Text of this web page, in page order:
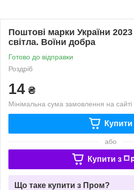
Поштові марки України 2023
світла. Воїни добра
Готово до відправки
Роздріб
14 ₴
Мінімальна сума замовлення на
Купити
або
Купити з
Що таке купити з Пром?